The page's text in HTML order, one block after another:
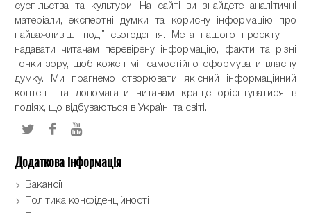
суспільства та культури. На сайті ви знайдете аналітичні
матеріали, експертні думки та корисну інформацію про
найважливіші події сьогодення. Мета нашого проєкту —
надавати читачам перевірену інформацію, факти та різні
точки зору, щоб кожен міг самостійно сформувати власну
думку. Ми прагнемо створювати якісний інформаційний
контент та допомагати читачам краще орієнтуватися в
подіях, що відбуваються в Україні та світі.
Додаткова інформація
Вакансії
Політика конфіденційності